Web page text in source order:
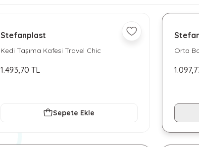
Stefanplast
Kedi Taşıma Kafesi Travel Chic
1.493,70 TL
Sepete Ekle
Orta